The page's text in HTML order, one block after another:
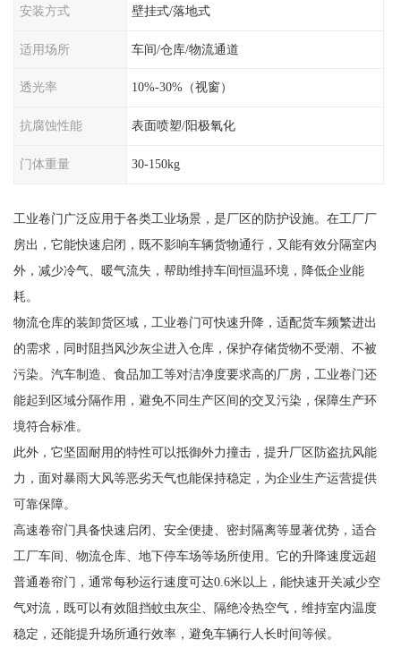
安装方式 壁挂式/落地式
适用场所 车间/仓库/物流通道
透光率 10%-30%（视窗）
抗腐蚀性能 表面喷塑/阳极氧化
门体重量 30-150kg
工业卷门广泛应用于各类工业场景，是厂区的防护设施。在工厂厂
房出，它能快速启闭，既不影响车辆货物通行，又能有效分隔室内
外，减少冷气、暖气流失，帮助维持车间恒温环境，降低企业能
耗。
物流仓库的装卸货区域，工业卷门可快速升降，适配货车频繁进出
的需求，同时阻挡风沙灰尘进入仓库，保护存储货物不受潮、不被
污染。汽车制造、食品加工等对洁净度要求高的厂房，工业卷门还
能起到区域分隔作用，避免不同生产区间的交叉污染，保障生产环
境符合标准。
此外，它坚固耐用的特性可以抵御外力撞击，提升厂区防盗抗风能
力，面对暴雨大风等恶劣天气也能保持稳定，为企业生产运营提供
可靠保障。
高速卷帘门具备快速启闭、安全便捷、密封隔离等显著优势，适合
工厂车间、物流仓库、地下停车场等场所使用。它的升降速度远超
普通卷帘门，通常每秒运行速度可达0.6米以上，能快速开关减少空
气对流，既可以有效阻挡蚊虫灰尘、隔绝冷热空气，维持室内温度
稳定，还能提升场所通行效率，避免车辆行人长时间等候。